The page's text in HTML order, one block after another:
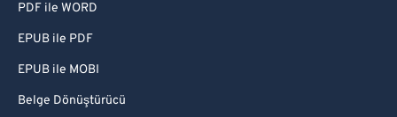
PDF ile WORD
EPUB ile PDF
EPUB ile MOBI
Belge Dönüştürücü